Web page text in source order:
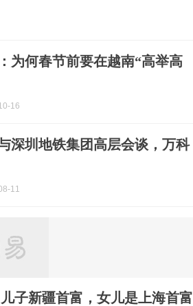
为何春节前要在越南“高举高
16
深圳地铁集团高层会谈，万科
11
子新疆首富，女儿是上海首富